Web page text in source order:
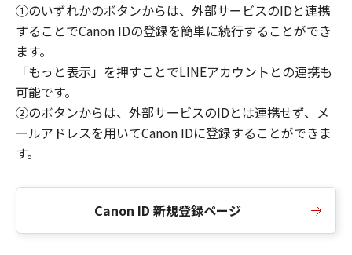
①のいずれかのボタンからは、外部サービスのIDと連携
することでCanon IDの登録を簡単に続行することができ
ます。
「もっと表示」を押すことでLINEアカウントとの連携も
可能です。
②のボタンからは、外部サービスのIDとは連携せず、メ
ールアドレスを用いてCanon IDに登録することができま
す。
Canon ID 新規登録ページ